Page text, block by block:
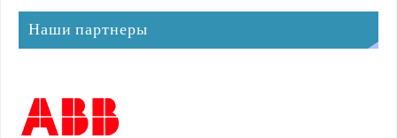
Наши партнеры